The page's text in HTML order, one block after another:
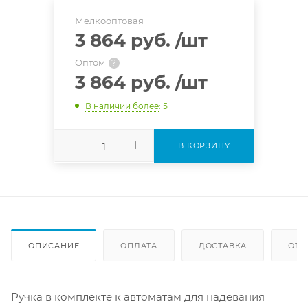
Мелкооптовая
3 864 руб. /шт
Оптом ?
3 864 руб. /шт
В наличии более: 5
В КОРЗИНУ
ОПИСАНИЕ ОПЛАТА ДОСТАВКА
Ручка в комплекте к автоматам для надевания